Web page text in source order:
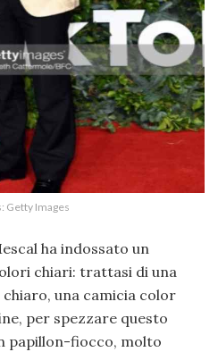
Getty Images
ha indossato un
chiari: trattasi di una
una camicia color
per spezzare questo
papillon-fiocco, molto